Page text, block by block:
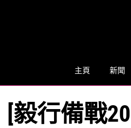
主頁 新聞
[毅行備戰